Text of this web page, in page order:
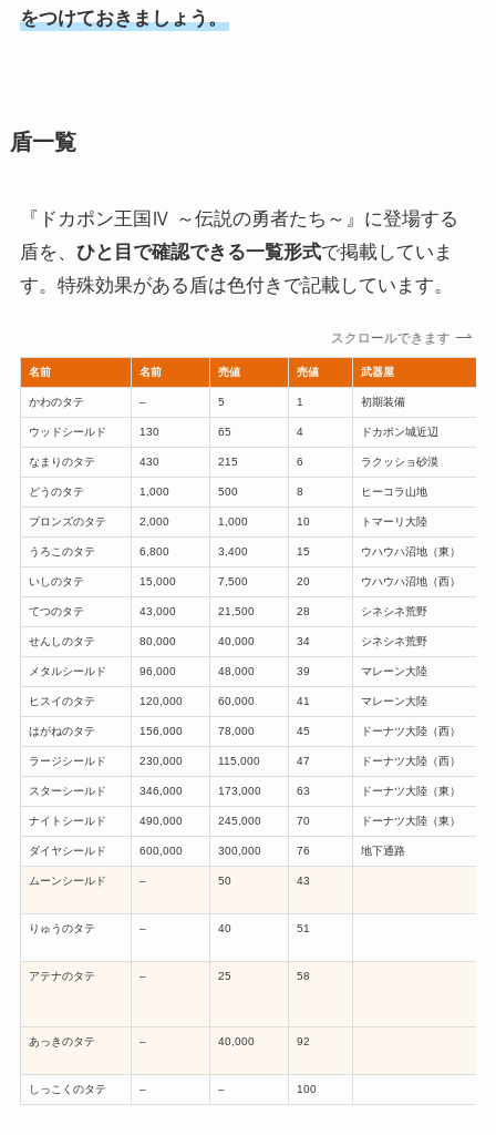
をつけておきましょう。
盾一覧
『ドカポン王国Ⅳ ～伝説の勇者たち～』に登場する
盾を、 ひと目で確認できる一覧形式で掲載していま
す。特殊効果がある盾は色付きで記載しています。
スクロールできます
名前 名前 売値 売値 武器屋
かわのタテ – 5 1 初期装備
ウッドシールド 130 65 4 ドカポン城近辺
なまりのタテ 430 215 6 ラクッショ砂漠
どうのタテ 1,000 500 8 ヒーコラ山地
ブロンズのタテ 2,000 1,000 10 トマーリ大陸
うろこのタテ 6,800 3,400 15 ウハウハ沼地（東）
いしのタテ 15,000 7,500 20 ウハウハ沼地（西）
てつのタテ 43,000 21,500 28 シネシネ荒野
せんしのタテ 80,000 40,000 34 シネシネ荒野
メタルシールド 96,000 48,000 39 マレーン大陸
ヒスイのタテ 120,000 60,000 41 マレーン大陸
はがねのタテ 156,000 78,000 45 ドーナツ大陸（西）
ラージシールド 230,000 115,000 47 ドーナツ大陸（西）
スターシールド 346,000 173,000 63 ドーナツ大陸（東）
ナイトシールド 490,000 245,000 70 ドーナツ大陸（東）
ダイヤシールド 600,000 300,000 76 地下通路
ムーンシールド – 50 43
りゅうのタテ – 40 51
アテナのタテ – 25 58
あっきのタテ – 40,000 92
しっこくのタテ – – 100